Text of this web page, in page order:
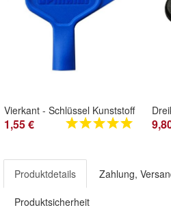
Vierkant - Schlüssel Kunststoff
1,55 €
Produktdetails Zahlung,
Produktsicherheit